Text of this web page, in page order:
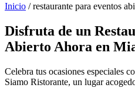
Inicio / restaurante para eventos
Disfruta de un
Abierto Ahora en
Celebra tus ocasiones especiales
Siamo Ristorante, un lugar